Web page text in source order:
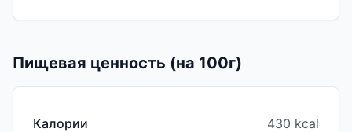
Пищевая ценность (на 100г)
Калории 430 kcal